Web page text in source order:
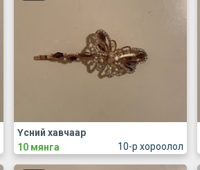
10-р хороолол
Үсний хавчаар
10 мянга